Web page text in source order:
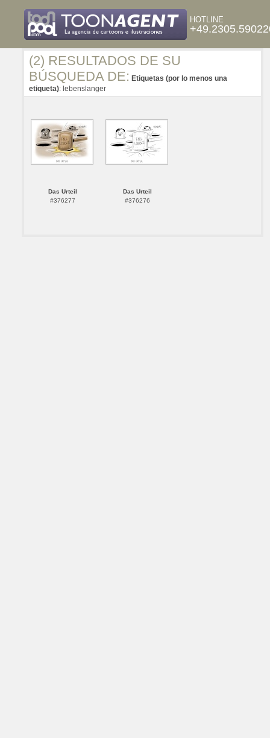
HOTLINE
(2) RESULTADOS DE SU
BÚSQUEDA DE: Etiquetas (por lo menos una
etiqueta): lebenslanger
Das Urteil
#376277
Das Urteil
#376276